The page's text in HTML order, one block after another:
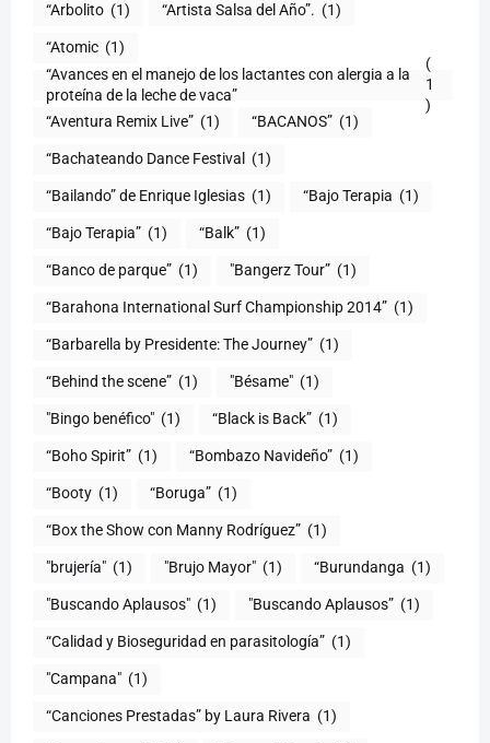
“Arbolito (1) “Artista Salsa del Año”. (1)
“Atomic (1)
“Avances en el manejo de los lactantes con alergia a la
proteína de la leche de vaca”
(
1
)
“Aventura Remix Live” (1) “BACANOS” (1)
“Bachateando Dance Festival (1)
“Bailando” de Enrique Iglesias (1) “Bajo Terapia (1)
“Bajo Terapia” (1) “Balk” (1)
“Banco de parque” (1) "Bangerz Tour” (1)
“Barahona International Surf Championship 2014” (1)
“Barbarella by Presidente: The Journey” (1)
“Behind the scene” (1) "Bésame" (1)
"Bingo benéfico" (1) “Black is Back” (1)
“Boho Spirit” (1) “Bombazo Navideño” (1)
“Booty (1) “Boruga” (1)
“Box the Show con Manny Rodríguez” (1)
"brujería" (1) "Brujo Mayor" (1) “Burundanga (1)
"Buscando Aplausos" (1) "Buscando Aplausos” (1)
(1)
"Campana" (1)
“Canciones Prestadas” by Laura Rivera (1)